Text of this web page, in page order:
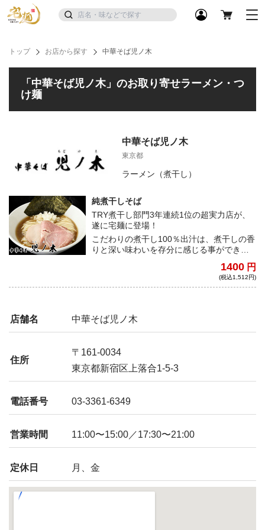
トップ お店から探す 中華そば児ノ木
「中華そば児ノ木」のお取り寄せラーメン・つ
け麺
中華そば児ノ木
東京都
ラーメン（煮干し）
純煮干しそば
TRY煮干し部門3年連続1位の超実力店が、
遂に宅麺に登場！
こだわりの煮干し100％出汁は、煮干しの香
りと深い味わいを存分に感じる事ができ
1400 円
(税込1,512円)
店舗名 中華そば児ノ木
住所
〒161-0034
東京都新宿区上落合1-5-3
電話番号 03-3361-6349
営業時間 11:00〜15:00／17:30〜21:00
定休日 月、金